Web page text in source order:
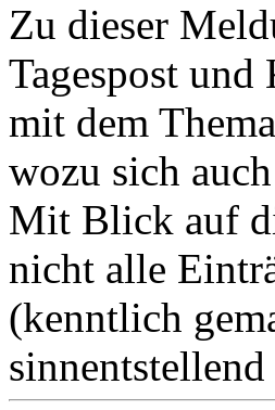
Zu dieser
Tagespost
mit dem
wozu sich
Mit Blick auf
nicht alle
(kenntlich